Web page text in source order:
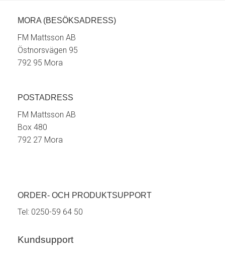
MORA (BESÖKSADRESS)
FM Mattsson AB
Östnorsvägen 95
792 95 Mora
POSTADRESS
FM Mattsson AB
Box 480
792 27 Mora
ORDER- OCH PRODUKTSUPPORT
Tel: 0250-59 64 50
Kundsupport